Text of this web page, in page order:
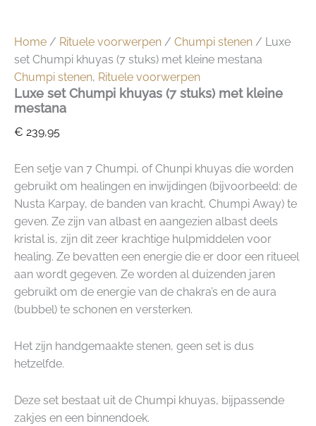
Home / Rituele voorwerpen / Chumpi stenen / Luxe
set Chumpi khuyas (7 stuks) met kleine mestana
Chumpi stenen, Rituele voorwerpen
Luxe set Chumpi khuyas (7 stuks) met kleine
mestana
€ 239,95
Een setje van 7 Chumpi, of Chunpi khuyas die worden
gebruikt om healingen en inwijdingen (bijvoorbeeld: de
Nusta Karpay, de banden van kracht, Chumpi Away) te
geven. Ze zijn van albast en aangezien albast deels
kristal is, zijn dit zeer krachtige hulpmiddelen voor
healing. Ze bevatten een energie die er door een ritueel
aan wordt gegeven. Ze worden al duizenden jaren
gebruikt om de energie van de chakra’s en de aura
(bubbel) te schonen en versterken.
Het zijn handgemaakte stenen, geen set is dus
hetzelfde.
Deze set bestaat uit de Chumpi khuyas, bijpassende
zakjes en een binnendoek.